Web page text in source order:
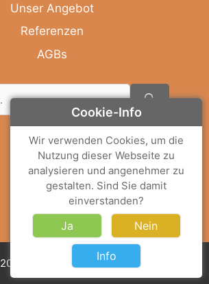
Unser Angebot
Referenzen
AGBs
Deutsch
English
Français
Italiano
2026 © Solemar Sicilia
Cookie-Info
Wir verwenden Cookies, um die
Nutzung dieser Webseite zu
analysieren und angenehmer zu
gestalten. Sind Sie damit
einverstanden?
Ja Nein
Info